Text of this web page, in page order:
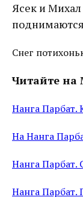
Ясек и Михал
Снег
Читайте на
Нанга
На Нанга
Нанга Парбат.
Нанга Парбат.